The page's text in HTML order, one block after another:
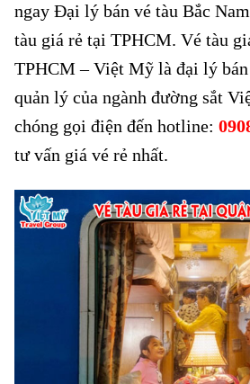
ngay Đại lý bán vé tàu Bắc
tàu giá rẻ tại TPHCM. Vé tàu
TPHCM – Việt Mỹ là đại lý bán
quản lý của ngành đường sắt
chóng gọi điện đến hotline:
tư vấn giá vé rẻ nhất.